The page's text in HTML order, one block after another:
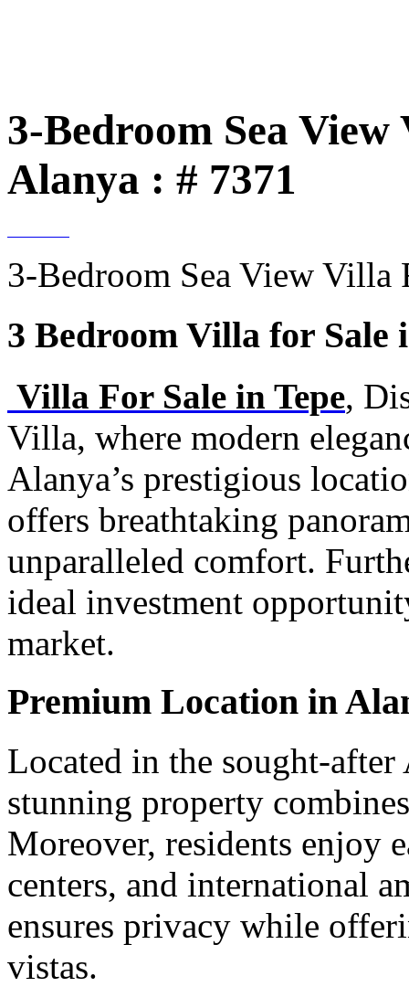
3-Bedroom Sea
Alanya : # 7371
3-Bedroom Sea View Villa
3 Bedroom Villa for Sale
Villa For Sale in Tepe,
Villa, where modern
Alanya’s prestigious
offers breathtaking
unparalleled comfort.
ideal investment
market.
Premium Location in
Located in the sought-
stunning property
Moreover, residents enjoy
centers, and international
ensures privacy while
vistas.